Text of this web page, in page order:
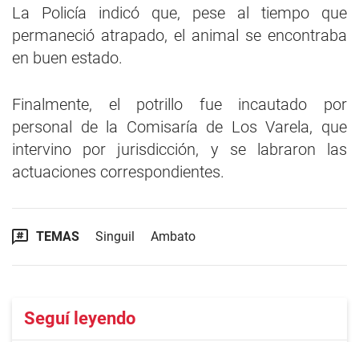
La Policía indicó que, pese al tiempo que
permaneció atrapado, el animal se encontraba
en buen estado.
Finalmente, el potrillo fue incautado por
personal de la Comisaría de Los Varela, que
intervino por jurisdicción, y se labraron las
actuaciones correspondientes.
TEMAS Singuil Ambato
Seguí leyendo